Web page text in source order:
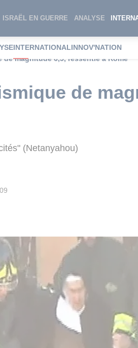
ISRAËL EN GUERRE ANALYSE
INTERNATIONALINNOV'NATION
magnitude 6,5, ressentie à Rome
de
(Netanyahou)